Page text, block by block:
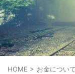
HOME > お金につい